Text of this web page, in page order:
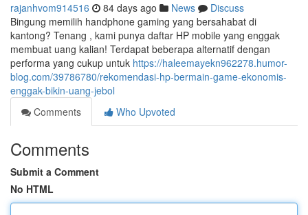
rajanhvom914516 84 days ago News
Discuss
Bingung memilih handphone gaming yang bersahabat di
kantong? Tenang , kami punya daftar HP mobile yang enggak
membuat uang kalian! Terdapat beberapa alternatif dengan
performa yang cukup untuk https://haleemayekn962278.humor-
blog.com/39786780/rekomendasi-hp-bermain-game-ekonomis-
enggak-bikin-uang-jebol
Comments
Who Upvoted
Comments
Submit a Comment
No HTML